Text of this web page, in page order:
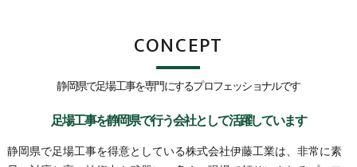
静岡県で足場工事を専門にするプロフェッショナルです
CONCEPT
足場工事を静岡県で行う会社として活躍しています
静岡県で足場工事を得意としている株式会社伊藤工業は、非常に素